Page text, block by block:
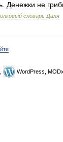
Денежки не
словарь Даля
WordPress, MODx.